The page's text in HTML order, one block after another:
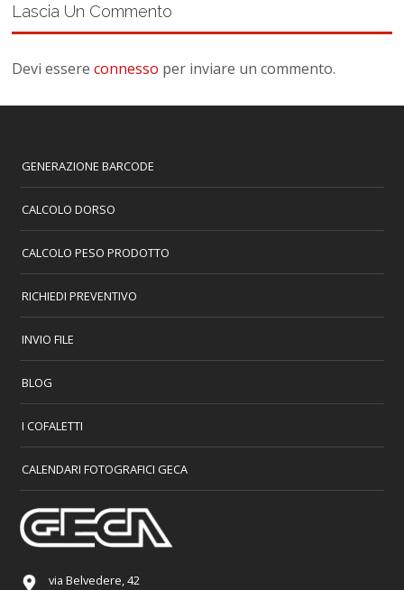
Lascia Un Commento
Devi essereconnesso per inviare un commento.
GENERAZIONE BARCODE
CALCOLO DORSO
CALCOLO PESO PRODOTTO
RICHIEDI PREVENTIVO
INVIO FILE
BLOG
I COFALETTI
CALENDARI FOTOGRAFICI GECA
via Belvedere, 42